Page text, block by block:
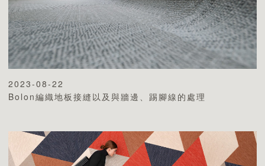
2023-08-22
Bolon編織地板接縫以及與牆邊、踢腳線的處理